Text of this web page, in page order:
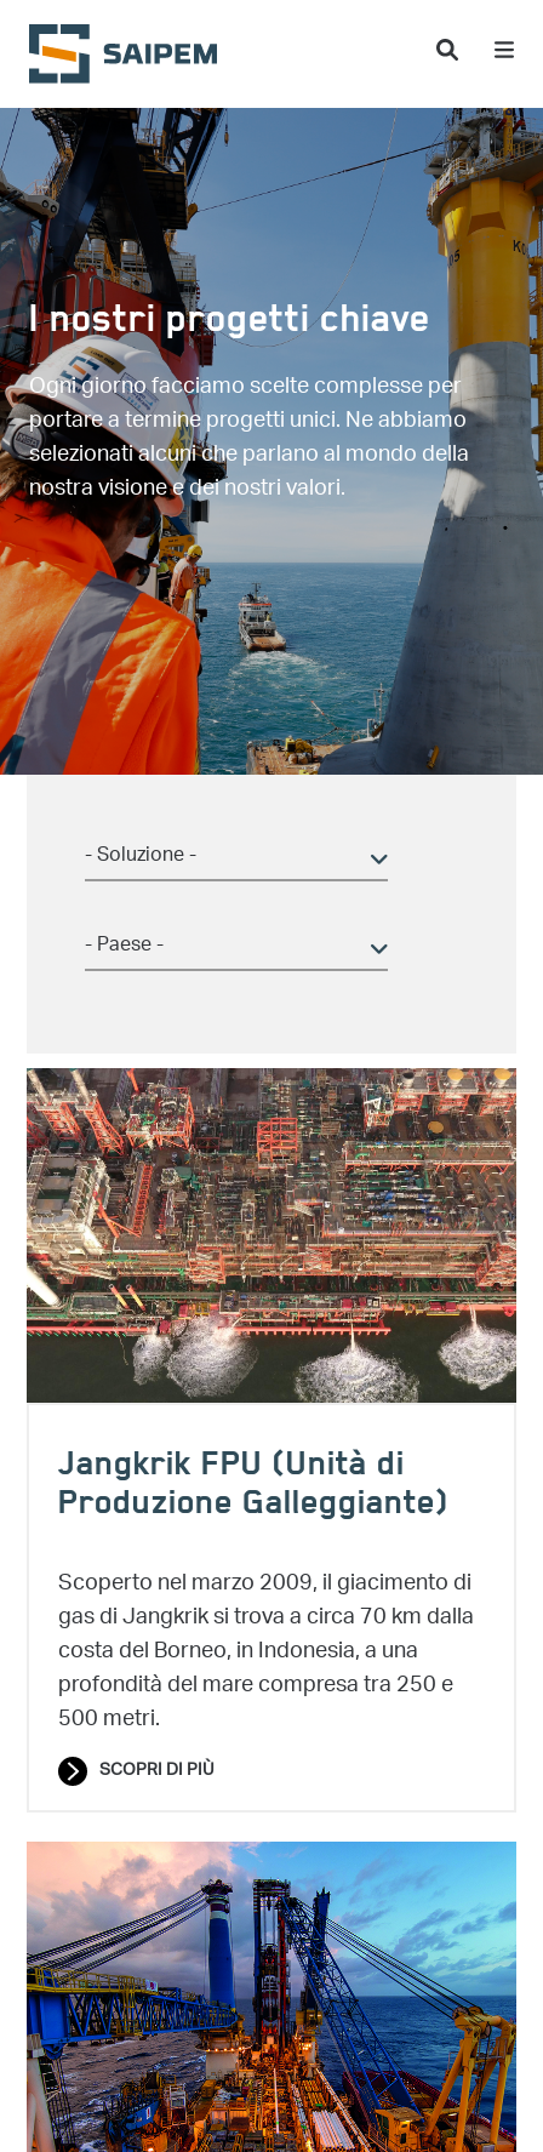
Salta al contenuto principale
I nostri progetti chiave
Ogni giorno facciamo scelte complesse per
portare a termine progetti unici. Ne abbiamo
selezionati alcuni che parlano al mondo della
nostra visione e dei nostri valori.
Jangkrik FPU (Unità di
Produzione Galleggiante)
Scoperto nel marzo 2009, il giacimento di
gas di Jangkrik si trova a circa 70 km dalla
costa del Borneo, in Indonesia, a una
profondità del mare compresa tra 250 e
500 metri.
SCOPRI DI PIÙ